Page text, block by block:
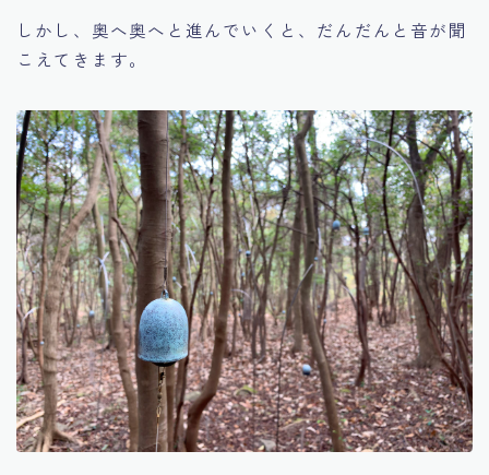
しかし、奥へ奥へと進んでいくと、だんだんと音が聞
こえてきます。